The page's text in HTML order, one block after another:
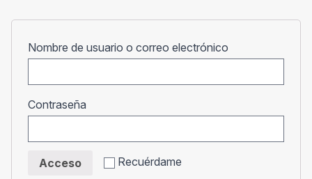
Nombre de usuario o correo electrónico
Contraseña
Recuérdame
Acceso